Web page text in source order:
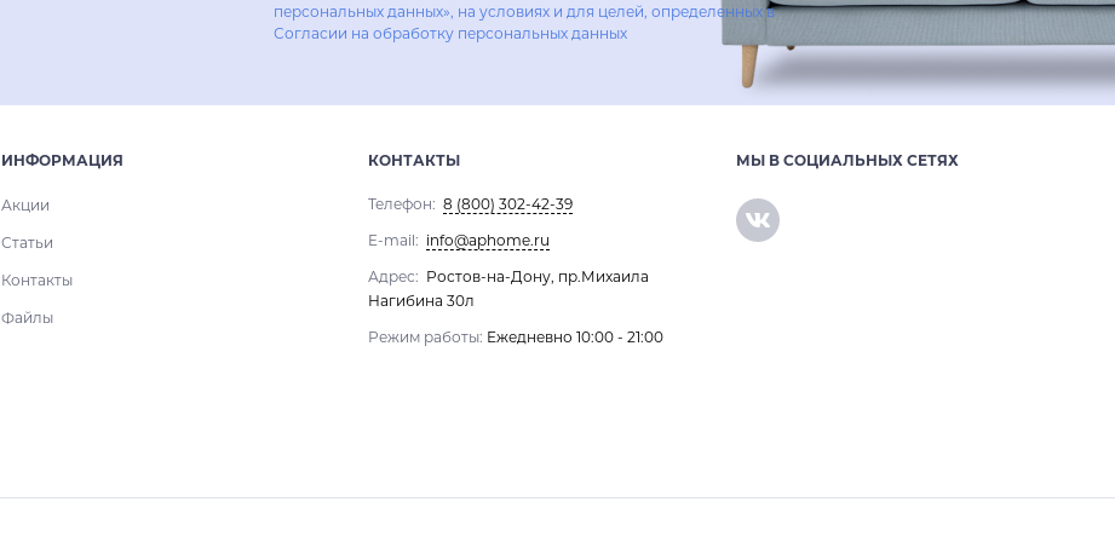
персональных данных», на условиях и для целей, определенных в
Согласии на обработку персональных данных
ИНФОРМАЦИЯ
Акции
Статьи
Контакты
Файлы
КОНТАКТЫ
Телефон: 8 (800) 302-42-39
E-mail: info@aphome.ru
Адрес: Ростов-на-Дону, пр.Михаила
Нагибина 30л
Режим работы: Ежедневно 10:00 - 21:00
МЫ В СОЦИАЛЬНЫХ СЕТЯХ